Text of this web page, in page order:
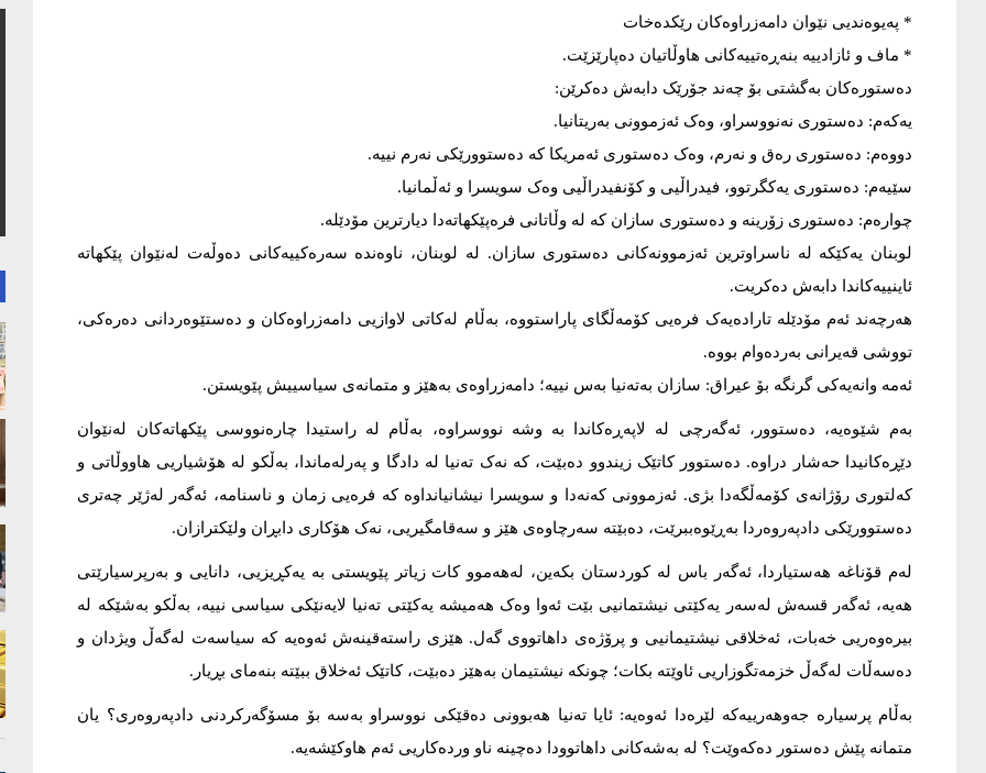
* پەیوەندیی نێوان دامەزراوەکان رێکدەخات
* ماف و ئازادییە بنەڕەتییەکانی هاوڵاتیان دەپارێزێت.
دەستورەکان بەگشتی بۆ چەند جۆرێک دابەش دەکرێن:
یەکەم: دەستوری نەنووسراو، وەک ئەزموونی بەریتانیا.
دووەم: دەستوری رەق و نەرم، وەک دەستوری ئەمریکا کە دەستوورێکی نەرم نییە.
سێیەم: دەستوری یەکگرتوو، فیدراڵیی و کۆنفیدراڵیی وەک سویسرا و ئەڵمانیا.
چوارەم: دەستوری زۆرینە و دەستوری سازان کە لە وڵاتانی فرەپێکهاتەدا دیارترین مۆدێلە.
لوبنان یەکێکە لە ناسراوترین ئەزموونەکانی دەستوری سازان. لە لوبنان، ناوەندە سەرەکییەکانی دەوڵەت لەنێوان پێکهاتە
ئاینییەکاندا دابەش دەکریت.
هەرچەند ئەم مۆدێلە تارادەیەک فرەیی کۆمەڵگای پاراستووە، بەڵام لەکاتی لاوازیی دامەزراوەکان و دەستێوەردانی دەرەکی،
تووشی قەیرانی بەردەوام بووە.
ئەمە وانەیەکی گرنگە بۆ عیراق: سازان بەتەنیا بەس نییە؛ دامەزراوەی بەهێز و متمانەی سیاسییش پێویستن.
بەم شێوەیە، دەستوور، ئەگەرچی لە لاپەڕەکاندا بە وشە نووسراوە، بەڵام لە راستیدا چارەنووسی پێکهاتەکان لەنێوان
دێڕەکانیدا حەشار دراوە. دەستوور کاتێک زیندوو دەبێت، کە نەک تەنیا لە دادگا و پەرلەماندا، بەڵکو لە هۆشیاریی هاووڵاتی و
کەلتوری رۆژانەی کۆمەڵگەدا بژی. ئەزموونی کەنەدا و سویسرا نیشانیانداوە کە فرەیی زمان و ناسنامە، ئەگەر لەژێر چەتری
دەستوورێکی دادپەروەردا بەڕێوەببرێت، دەبێتە سەرچاوەی هێز و سەقامگیریی، نەک هۆکاری دابڕان ولێکترازان.
لەم قۆناغە هەستیاردا، ئەگەر باس لە کوردستان بکەین، لەهەموو کات زیاتر پێویستی بە یەکڕیزیی، دانایی و بەرپرسیارێتی
هەیە، ئەگەر قسەش لەسەر یەکێتی نیشتمانیی بێت ئەوا وەک هەمیشە یەکێتی تەنیا لایەنێکی سیاسی نییە، بەڵکو بەشێکە لە
بیرەوەریی خەبات، ئەخلاقی نیشتیمانیی و پرۆژەی داهاتووی گەل. هێزی راستەقینەش ئەوەیە کە سیاسەت لەگەڵ ویژدان و
دەسەڵات لەگەڵ خزمەتگوزاریی ئاوێتە بکات؛ چونکە نیشتیمان بەهێز دەبێت، کاتێک ئەخلاق ببێتە بنەمای بڕیار.
بەڵام پرسیارە جەوهەرییەکە لێرەدا ئەوەیە: ئایا تەنیا هەبوونی دەقێکی نووسراو بەسە بۆ مسۆگەرکردنی دادپەروەری؟ یان
متمانە پێش دەستور دەکەوێت؟ لە بەشەکانی داهاتوودا دەچینە ناو وردەکاریی ئەم هاوکێشەیە.